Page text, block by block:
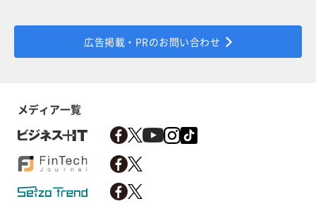
広告掲載・PRのお問い合わせ
メディア一覧